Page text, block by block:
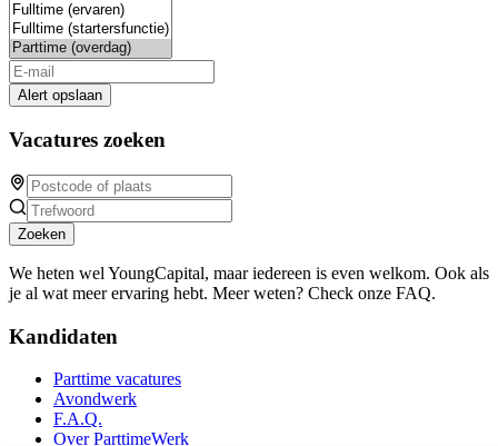
Alert opslaan
Vacatures zoeken
Zoeken
We heten wel YoungCapital, maar iedereen is even welkom. Ook als
je al wat meer ervaring hebt. Meer weten? Check onze FAQ.
Kandidaten
Parttime vacatures
Avondwerk
F.A.Q.
Over ParttimeWerk